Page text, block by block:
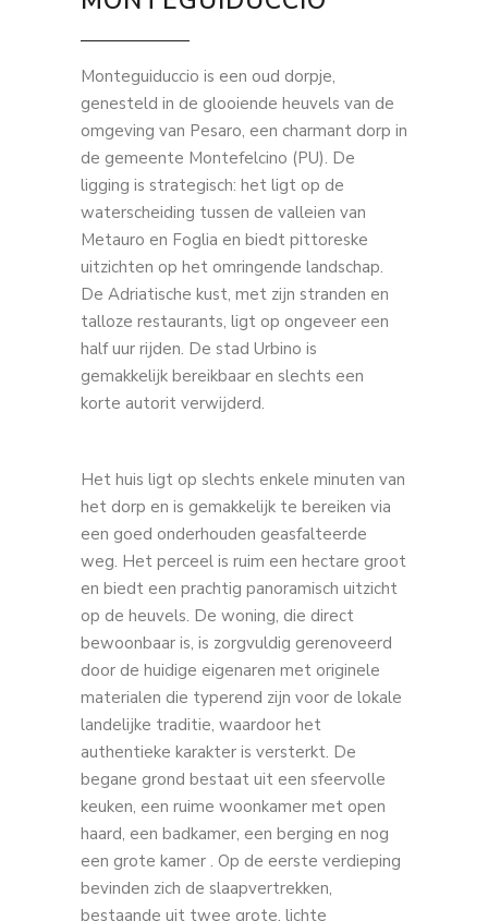
Monteguiduccio is een oud dorpje,
genesteld in de glooiende heuvels van de
omgeving van Pesaro, een charmant dorp in
de gemeente Montefelcino (PU). De
ligging is strategisch: het ligt op de
waterscheiding tussen de valleien van
Metauro en Foglia en biedt pittoreske
uitzichten op het omringende landschap.
De Adriatische kust, met zijn stranden en
talloze restaurants, ligt op ongeveer een
half uur rijden. De stad Urbino is
gemakkelijk bereikbaar en slechts een
korte autorit verwijderd.
Het huis ligt op slechts enkele minuten van
het dorp en is gemakkelijk te bereiken via
een goed onderhouden geasfalteerde
weg. Het perceel is ruim een ​​hectare groot
en biedt een prachtig panoramisch uitzicht
op de heuvels. De woning, die direct
bewoonbaar is, is zorgvuldig gerenoveerd
door de huidige eigenaren met originele
materialen die typerend zijn voor de lokale
landelijke traditie, waardoor het
authentieke karakter is versterkt. De
begane grond bestaat uit een sfeervolle
keuken, een ruime woonkamer met open
haard, een badkamer, een berging en nog
een grote kamer . Op de eerste verdieping
bevinden zich de slaapvertrekken,
bestaande uit twee grote, lichte